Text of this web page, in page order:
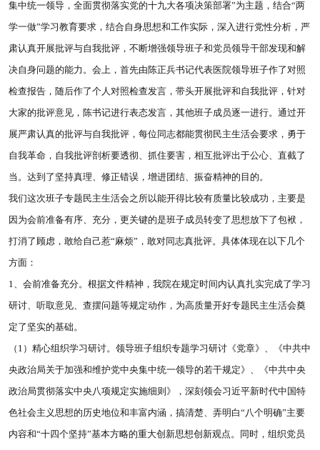
集中统一领导，全面贯彻落实党的十九大各项决策部署”为主题，结合“两
学一做”学习教育要求，结合自身思想和工作实际，深入进行党性分析，严
肃认真开展批评与自我批评，不断增强领导班子和党员领导干部发现和解
决自身问题的能力。会上，首先由陈正兵书记代表医院领导班子作了对照
检查报告，随后作了个人对照检查发言，带头开展批评和自我批评，针对
大家的批评意见，陈书记进行表态发言，其他班子成员逐一进行。通过开
展严肃认真的批评与自我批评，每位同志都能贯彻民主生活会要求，勇于
自我革命，自我批评剖析要透彻、抓住要害，相互批评出于公心、直截了
当。达到了坚持真理、修正错误，增进团结、振奋精神的目的。
我们这次班子专题民主生活会之所以能开得比较有质量比较成功，主要是
因为会前准备有序、充分，更关键的是班子成员转变了思想放下了包袱，
打消了顾虑，敢给自己惹“麻烦”，敢对同志真批评。具体体现在以下几个
方面：
1、会前准备充分。根据文件精神，我院在规定时间内认真扎实完成了学习
研讨、听取意见、查摆问题等规定动作，为高质量开好专题民主生活会奠
定了坚实的基础。
（1）精心组织学习研讨。领导班子组织专题学习研讨《党章》、《中共中
央政治局关于加强和维护党中央集中统一领导的若干规定》、《中共中央
政治局贯彻落实中央八项规定实施细则》，深刻领会习近平新时代中国特
色社会主义思想的历史地位和丰富内涵，搞清楚、弄明白“八个明确”主要
内容和“十四个坚持”基本方略的重大创新思想创新观点。同时，组织党员